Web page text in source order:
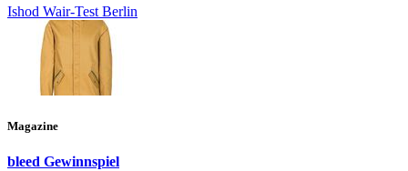
Ishod Wair-Test Berlin
Magazine
bleed Gewinnspiel